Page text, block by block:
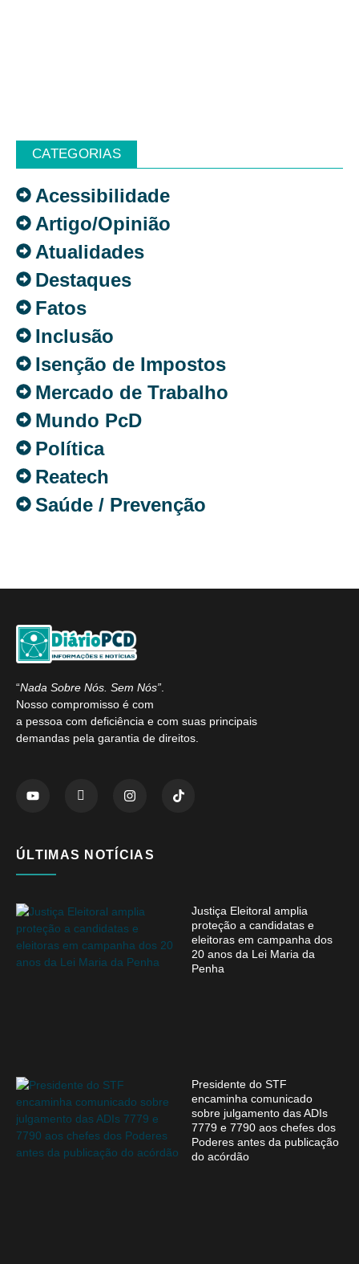
CATEGORIAS
Acessibilidade
Artigo/Opinião
Atualidades
Destaques
Fatos
Inclusão
Isenção de Impostos
Mercado de Trabalho
Mundo PcD
Política
Reatech
Saúde / Prevenção
“Nada Sobre Nós. Sem Nós”
Nosso compromisso é com
a pessoa com deficiência e com suas principais
demandas pela garantia de direitos.
ÚLTIMAS NOTÍCIAS
Justiça Eleitoral amplia
proteção a candidatas e
eleitoras em campanha dos
20 anos da Lei Maria da
Penha
Presidente do STF
encaminha comunicado
sobre julgamento das ADIs
7779 e 7790 aos chefes dos
Poderes antes da publicação
do acórdão